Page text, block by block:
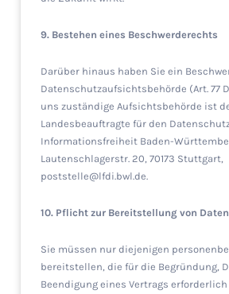
9. Bestehen eines Beschwerderechts
Darüber hinaus haben Sie ein
Datenschutzaufsichtsbehörde (Art. 77
uns zuständige Aufsichtsbehörde ist
Landesbeauftragte für den
Informationsfreiheit Baden-
Lautenschlagerstr. 20, 70173 Stuttgart,
poststelle@lfdi.bwl.de.
10. Pflicht zur Bereitstellung von Daten
Sie müssen nur diejenigen
bereitstellen, die für die Begründung,
Beendigung eines Vertrags